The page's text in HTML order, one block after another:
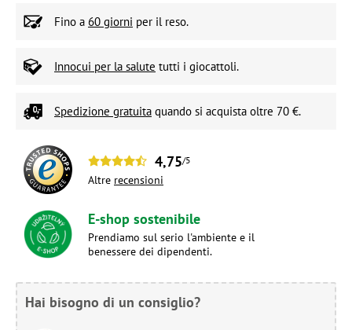
Fino a 60 giorni per il reso.
Innocui per la salute tutti i giocattoli.
Spedizione gratuita quando si acquista oltre 70 €.
4,75/5
Altre recensioni
E-shop sostenibile
Prendiamo sul serio l'ambiente e il
benessere dei dipendenti.
Hai bisogno di un consiglio?